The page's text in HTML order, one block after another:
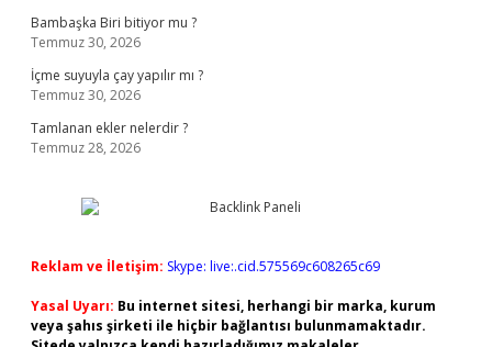
Bambaşka Biri bitiyor mu ?
Temmuz 30, 2026
İçme suyuyla çay yapılır mı ?
Temmuz 30, 2026
Tamlanan ekler nelerdir ?
Temmuz 28, 2026
Reklam ve İletişim: Skype: live:.cid.575569c608265c69
Yasal Uyarı: Bu internet sitesi, herhangi bir marka, kurum
veya şahıs şirketi ile hiçbir bağlantısı bulunmamaktadır.